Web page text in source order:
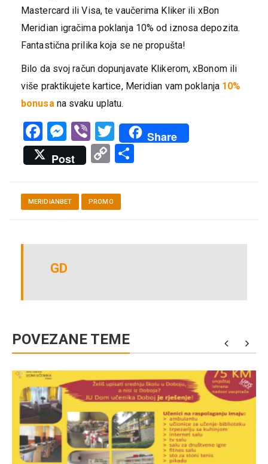
Mastercard ili Visa, te vaučerima Kliker ili xBon
Meridian igračima poklanja 10% od iznosa depozita.
Fantastična prilika koja se ne propušta!
Bilo da svoj račun dopunjavate Klikerom, xBonom ili
više praktikujete kartice, Meridian vam poklanja 10%
bonusana svaku uplatu.
Facebook
Messenger
ViberTwitter
Share
Post
Copy
MERIDIANBET PROMO
GD
POVEZANE TEME